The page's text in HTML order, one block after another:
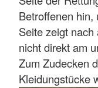
Betroffenen hin,
Seite zeigt
nicht direkt am
Zum Zudecken
Kleidungstücke